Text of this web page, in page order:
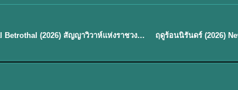
Royal Betrothal (2026) สัญญาวิวาห์แห่งราชวงศ์ พากย์ไทย ซับไทย EP1-32 ★8.8